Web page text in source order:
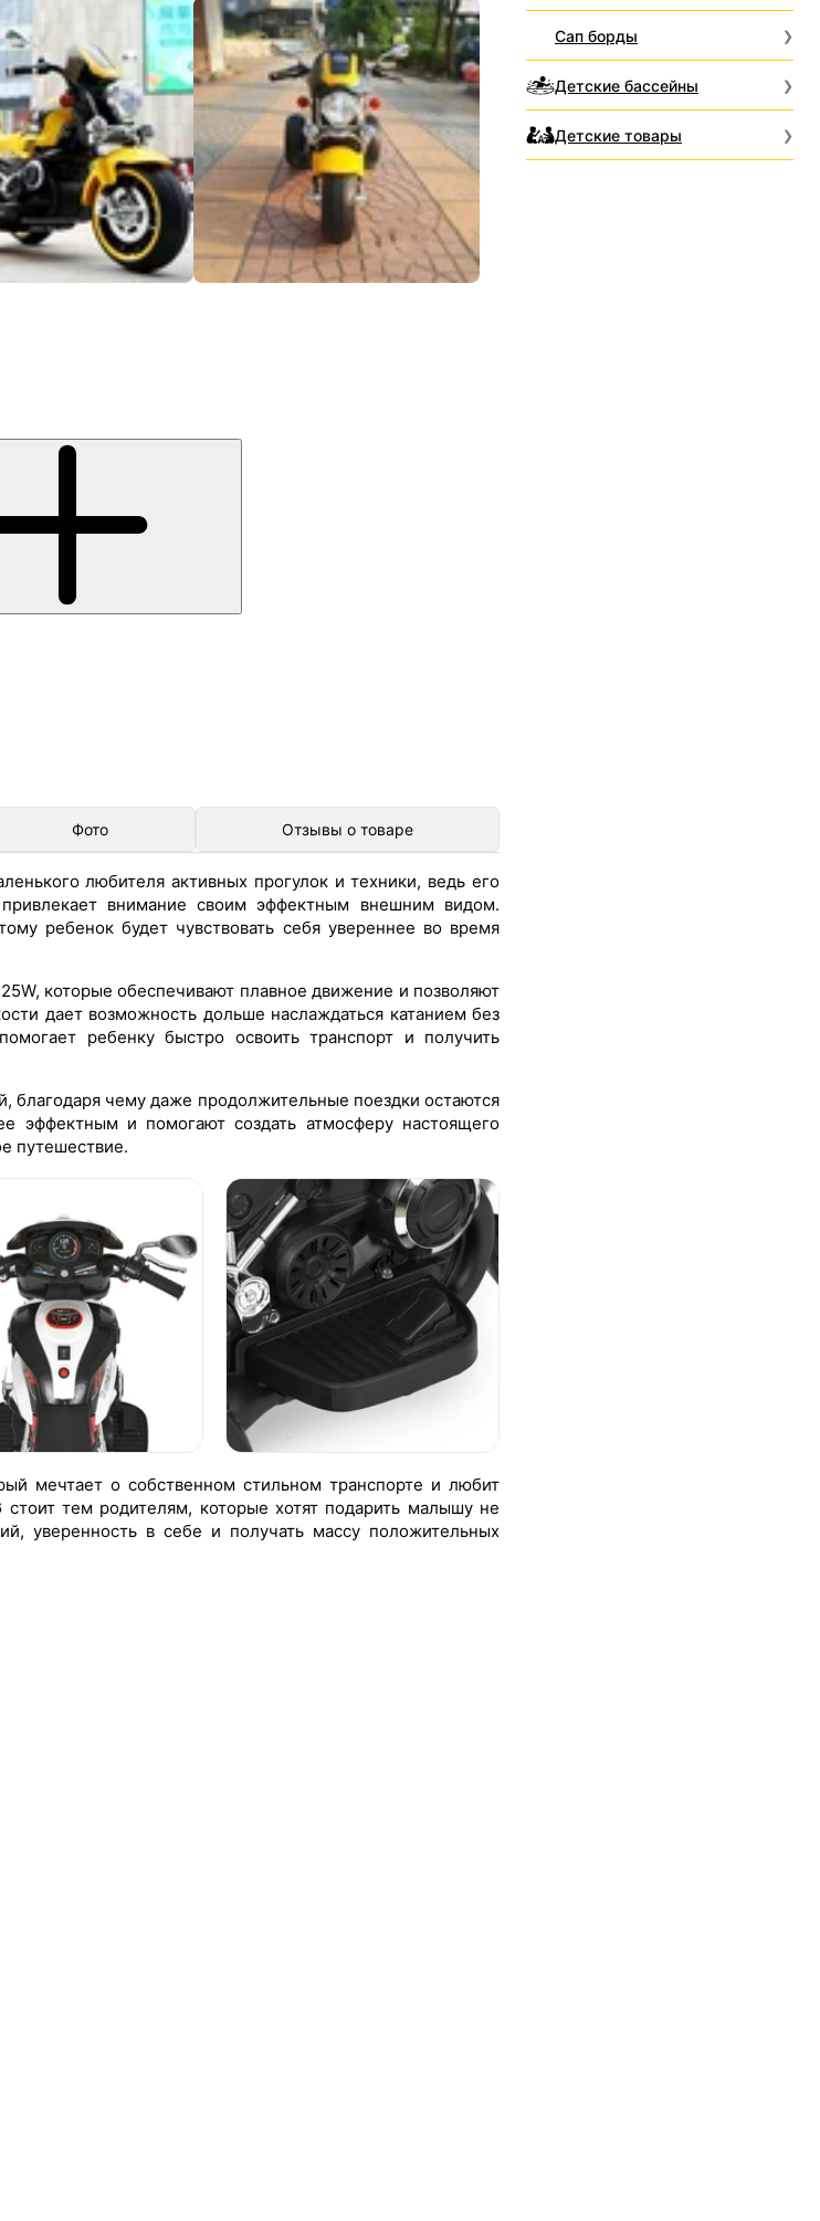
Фото Отзывы о товаре
любителя активных прогулок и техники, ведь его
внимание своим эффектным внешним видом.
ребенок будет чувствовать себя увереннее во время
которые обеспечивают плавное движение и позволяют
дает возможность дольше наслаждаться катанием без
ребенку быстро освоить транспорт и получить
благодаря чему даже продолжительные поездки остаются
и помогают создать атмосферу настоящего
путешествие.
мечтает о собственном стильном транспорте и любит
стоит тем родителям, которые хотят подарить малышу не
уверенность в себе и получать массу положительных
Сап борды
Детские бассейны
Детские товары